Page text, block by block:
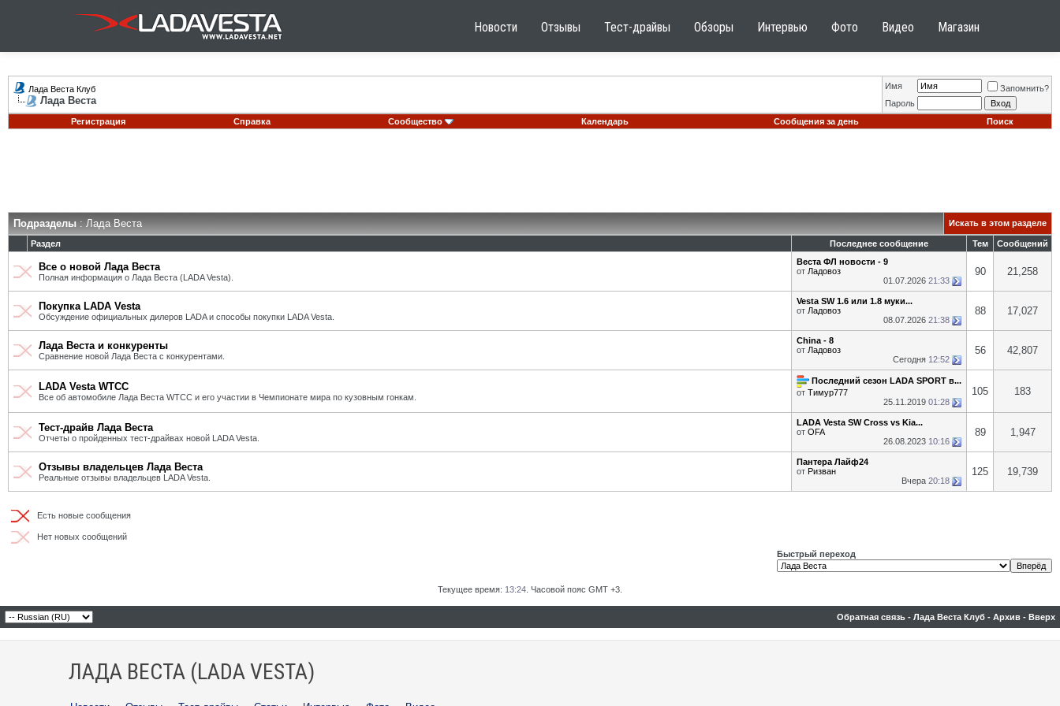
Новости Отзывы Тест-драйвы Обзоры Интервью Фото Видео Магазин
Лада Веста Клуб
Лада Веста
Имя
Запомнить?
Пароль
Регистрация
Справка Сообщество Календарь Сообщения за день Поиск
Подразделы: Лада Веста Искать в этом разделе
Раздел Последнее сообщение Тем Сообщений
Все о новой Лада Веста
Полная информация о Лада Веста (LADA Vesta).
Веста ФЛ новости - 9
от Ладовоз
01.07.2026 21:33
90 21,258
Покупка LADA Vesta
Обсуждение официальных дилеров LADA и способы покупки LADA Vesta.
Vesta SW 1.6 или 1.8 муки...
от Ладовоз
08.07.2026 21:38
88 17,027
Лада Веста и конкуренты
Сравнение новой Лада Веста с конкурентами.
China - 8
от Ладовоз
Сегодня 12:52
56 42,807
LADA Vesta WTCC
Все об автомобиле Лада Веста WTCC и его участии в Чемпионате мира по кузовным гонкам.
Последний сезон LADA SPORT в...
от Тимур777
25.11.2019 01:28
105 183
Тест-драйв Лада Веста
Отчеты о пройденных тест-драйвах новой LADA Vesta.
LADA Vesta SW Cross vs Kia...
от OFA
26.08.2023 10:16
89 1,947
Отзывы владельцев Лада Веста
Реальные отзывы владельцев LADA Vesta.
Пантера Лайф24
от Ризван
Вчера 20:18
125 19,739
Есть новые сообщения
Нет новых сообщений
Быстрый переход
Текущее время: 13:24 . Часовой пояс GMT +3.
Обратная связь - Лада Веста Клуб - Архив - Вверх
ЛАДА ВЕСТА (LADA VESTA)